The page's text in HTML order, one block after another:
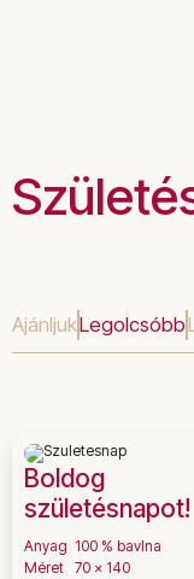
AjánljukLegolcsóbb
Boldog
születésnapot!
Anyag 100 % bavlna
Méret 70 x 140